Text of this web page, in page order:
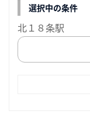
選択中の条件
北１８条駅